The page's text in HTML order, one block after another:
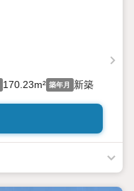
170.23m² 築年月 新築